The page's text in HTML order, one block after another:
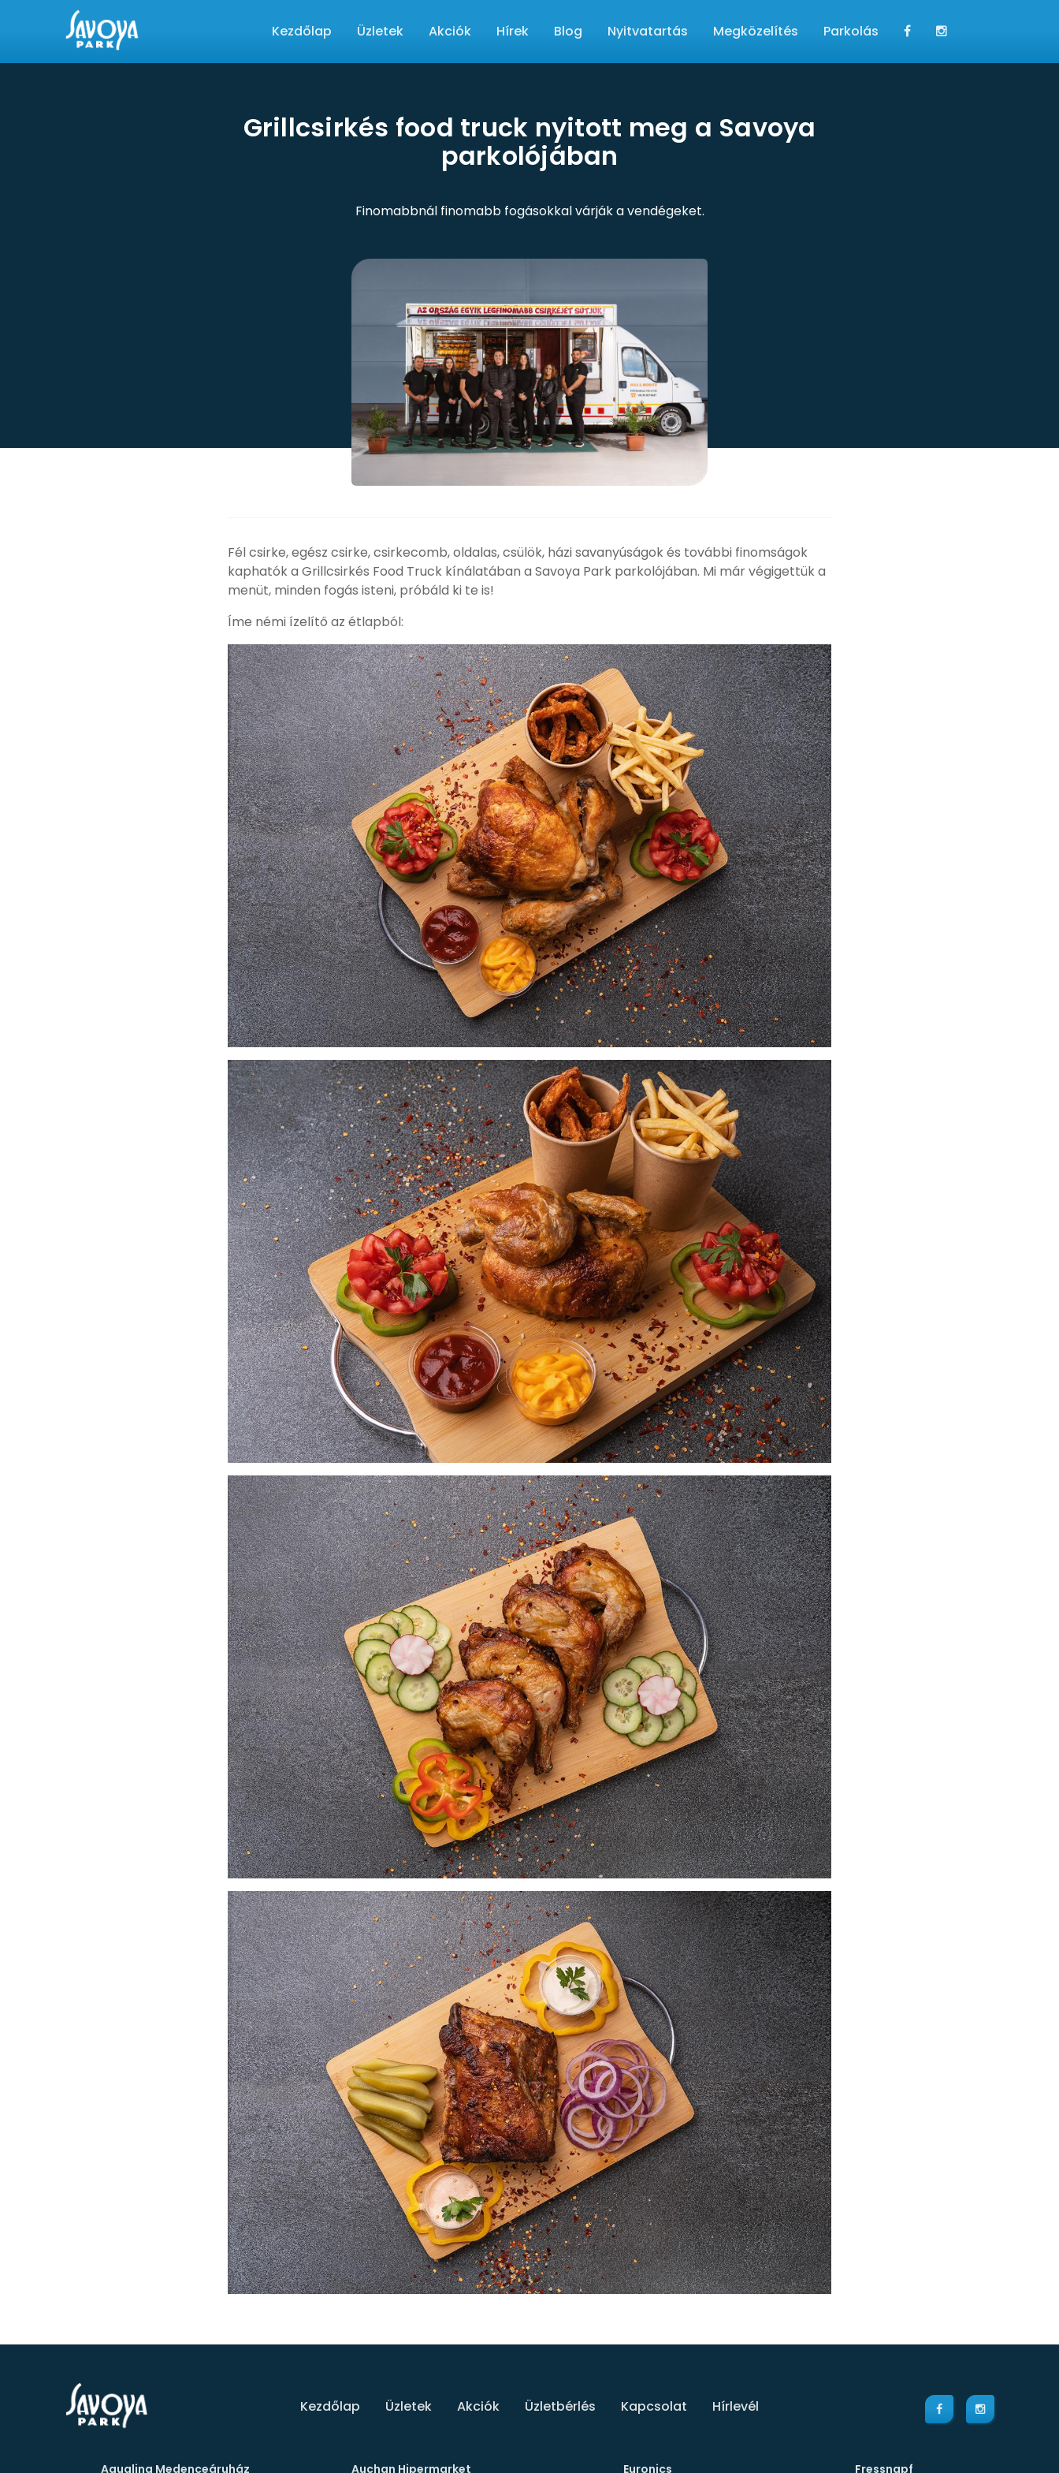
Kezdőlap Üzletek Akciók Hírek Blog Nyitvatartás Megközelítés Parkolás
Grillcsirkés food truck nyitott meg a Savoya
parkolójában
Finomabbnál finomabb fogásokkal várják a vendégeket.
Fél csirke, egész csirke, csirkecomb, oldalas, csülök, házi savanyúságok és további finomságok
kaphatók a Grillcsirkés Food Truck kínálatában a Savoya Park parkolójában. Mi már végigettük a
menüt, minden fogás isteni, próbáld ki te is!
Íme némi ízelítő az étlapból:
Kezdőlap Üzletek Akciók Üzletbérlés Kapcsolat Hírlevél
Aqualing Medenceáruház Auchan Hipermarket Euronics Fressnapf